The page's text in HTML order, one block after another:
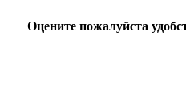
Оцените пожалуйста